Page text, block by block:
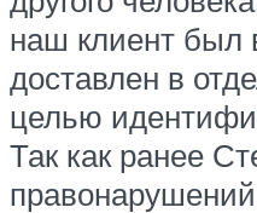
наш клиент был
доставлен в
целью
Так как ранее